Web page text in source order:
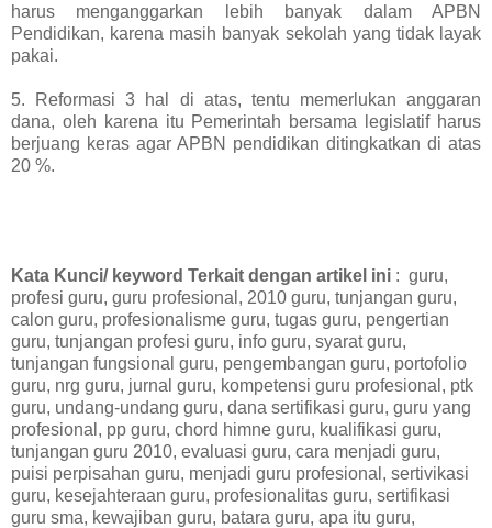
harus menganggarkan lebih banyak dalam APBN
Pendidikan, karena masih banyak sekolah yang tidak layak
pakai.
5. Reformasi 3 hal di atas, tentu memerlukan anggaran
dana, oleh karena itu Pemerintah bersama legislatif harus
berjuang keras agar APBN pendidikan ditingkatkan di atas
20 %.
Kata Kunci/ keyword Terkait dengan artikel ini : guru,
profesi guru, guru profesional, 2010 guru, tunjangan guru,
calon guru, profesionalisme guru, tugas guru, pengertian
guru, tunjangan profesi guru, info guru, syarat guru,
tunjangan fungsional guru, pengembangan guru, portofolio
guru, nrg guru, jurnal guru, kompetensi guru profesional, ptk
guru, undang-undang guru, dana sertifikasi guru, guru yang
profesional, pp guru, chord himne guru, kualifikasi guru,
tunjangan guru 2010, evaluasi guru, cara menjadi guru,
puisi perpisahan guru, menjadi guru profesional, sertivikasi
guru, kesejahteraan guru, profesionalitas guru, sertifikasi
guru sma, kewajiban guru, batara guru, apa itu guru,